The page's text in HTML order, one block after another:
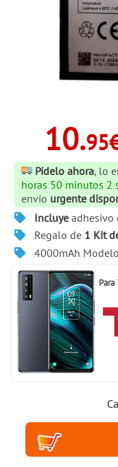
10.
Pídelo ahora, lo
horas 50 minutos 1
envío urgente
Incluyeadhesivo
Regalo de 1 Kit
4000mAh
Para